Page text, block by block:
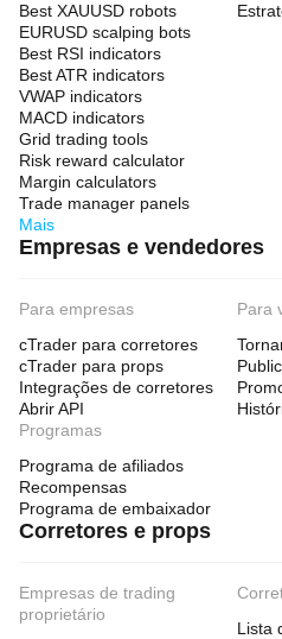
Best XAUUSD robots
EURUSD scalping bots
Best RSI indicators
Best ATR indicators
VWAP indicators
MACD indicators
Grid trading tools
Risk reward calculator
Margin calculators
Trade manager panels
Mais
Empresas e vendedores
Para empresas
cTrader para corretores
cTrader para props
Integrações de corretores
Abrir API
Para
Programas
Programa de afiliados
Recompensas
Programa de embaixador
Corretores e props
Empresas de trading
proprietário
Lista